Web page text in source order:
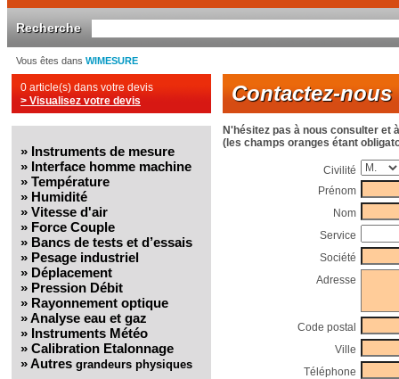
Recherche
Vous êtes dans WIMESURE
0 article(s) dans votre devis
> Visualisez votre devis
» Instruments de mesure
» Interface homme machine
» Température
» Humidité
» Vitesse d'air
» Force Couple
» Bancs de tests et d’essais
» Pesage industriel
» Déplacement
» Pression Débit
» Rayonnement optique
»Analyse eau et gaz
» Instruments Météo
» Calibration Etalonnage
»Autres grandeurs physiques
Contactez-nous
N'hésitez pas à nous consulter et
(les champs oranges étant
Civilité
Prénom
Nom
Service
Société
Adresse
Code postal
Ville
Téléphone